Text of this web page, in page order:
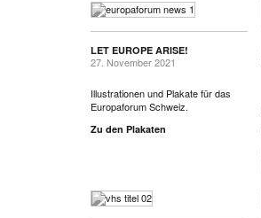
LET EUROPE ARISE!
27. November 2021
Illustrationen und Plakate für das
Europaforum Schweiz.
Zu den Plakaten